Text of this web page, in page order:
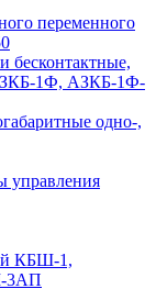
переменного
бесконтактные,
1Ф, АЗКБ-1Ф-
одно-,
управления
КБШ-1,
3АП